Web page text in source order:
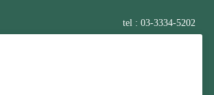
tel : 03-3334-5202